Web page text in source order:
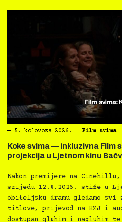
― 5. kolovoza 2026. Film svima
Koke svima — inkluzivna Film
projekcija u Ljetnom kinu
Nakon premijere na
srijedu 12.8.2026. stiže u
obiteljsku dramu gledamo svi
titlove, prijevod na HZJ i
dostupan gluhim i nagluhim